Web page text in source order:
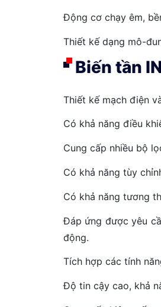
Động cơ chạy êm,
Thiết kế dạng mô-
Biến tần
Thiết kế mạch điện
Có khả năng điều
Cung cấp nhiều bộ
Có khả năng tùy
Có khả năng tương
Đáp ứng được yêu
động.
Tích hợp các tính
Độ tin cậy cao, khả